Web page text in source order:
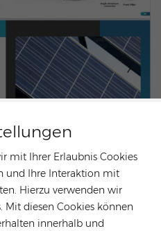
mit Ihrer Erlaubnis Cookies
und Ihre Interaktion mit
Hierzu verwenden wir
Mit diesen Cookies können
innerhalb und